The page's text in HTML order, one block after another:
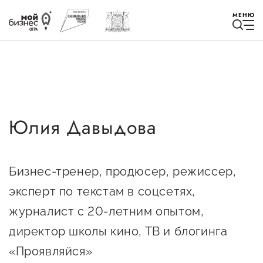
МЕНЮ
Избранное
Истории успеха
Мероприятия
Новости
Юлия Давыдова
Бизнес-тренер, продюсер, режиссер,
эксперт по текстам в соцсетях,
журналист с 20-летним опытом,
директор школы кино, ТВ и блогинга
«Проявляйся»